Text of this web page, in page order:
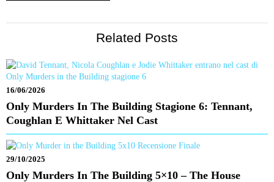
Related Posts
16/06/2026
Only Murders In The Building Stagione 6: Tennant,
Coughlan E Whittaker Nel Cast
29/10/2025
Only Murders In The Building 5×10 – The House